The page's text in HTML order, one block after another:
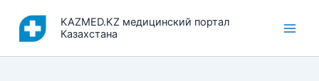
содержимому
KAZMED.KZ медицинский портал
Казахстана